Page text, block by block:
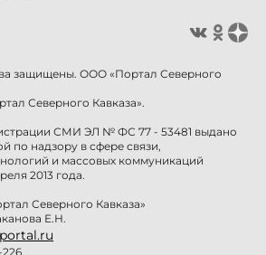
защищены. ООО «Портал Северного
Северного Кавказа».
СМИ ЭЛ № ФС 77 - 53481 выдано
по надзору в сфере связи,
и массовых коммуникаций
2013 года.
Северного Кавказа»
Е.Н.